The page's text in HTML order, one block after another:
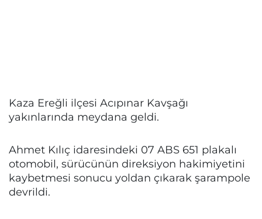
Kaza Ereğli ilçesi Acıpınar Kavşağı
yakınlarında meydana geldi.
Ahmet Kılıç idaresindeki 07 ABS 651 plakalı
otomobil, sürücünün direksiyon hakimiyetini
kaybetmesi sonucu yoldan çıkarak şarampole
devrildi.